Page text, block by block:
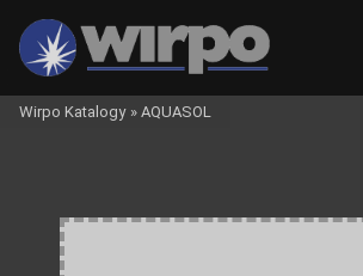
Wirpo Katalogy » AQUASOL